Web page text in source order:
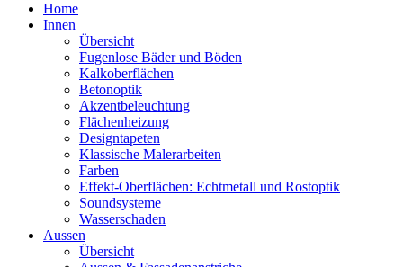
Home
Innen
Übersicht
Fugenlose Bäder und Böden
Kalkoberflächen
Betonoptik
Akzentbeleuchtung
Flächenheizung
Designtapeten
Klassische Malerarbeiten
Farben
Effekt-Oberflächen: Echtmetall und Rostoptik
Soundsysteme
Wasserschaden
Aussen
Übersicht